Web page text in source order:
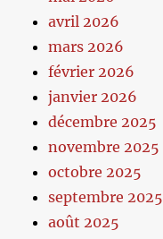
avril 2026
mars 2026
février 2026
janvier 2026
décembre 2025
novembre 2025
octobre 2025
septembre 2025
août 2025